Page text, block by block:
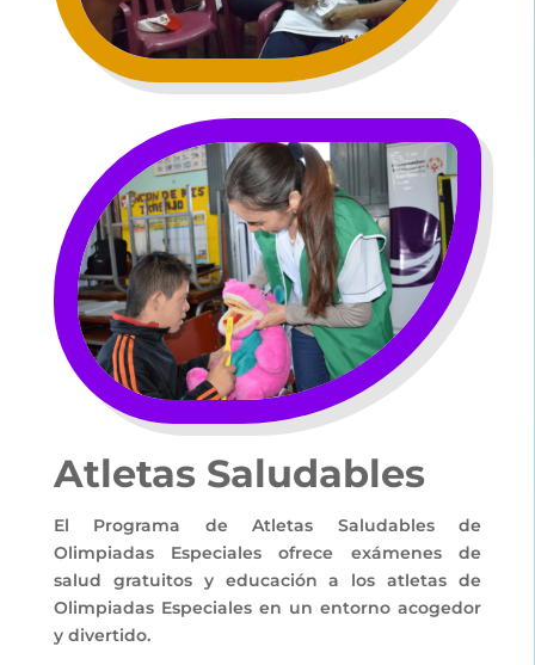
Atletas Saludables
El Programa de Atletas Saludables de
Olimpiadas Especiales ofrece exámenes de
salud gratuitos y educación a los atletas de
Olimpiadas Especiales en un entorno acogedor
y divertido.